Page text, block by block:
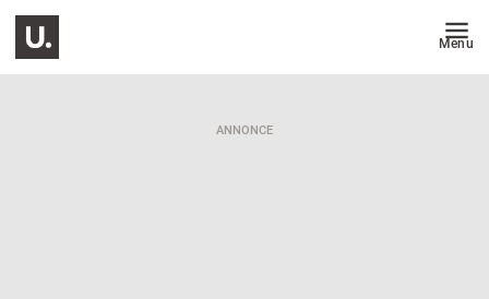
Menu
ANNONCE